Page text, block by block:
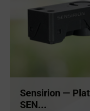
Sensirion —
SEN...